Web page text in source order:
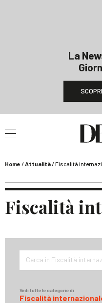
La
Home /Attualità/Fiscalità
Fiscalità
Cerca in Fiscalità
Vedi tutte le categorie di
Fiscalità